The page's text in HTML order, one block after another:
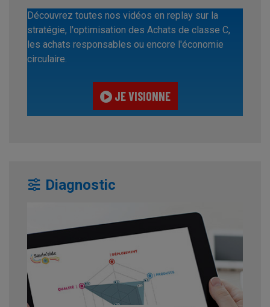
Découvrez toutes nos vidéos en replay sur la
stratégie, l'optimisation des Achats de classe C,
les achats responsables ou encore l'économie
circulaire.
JE VISIONNE
Diagnostic